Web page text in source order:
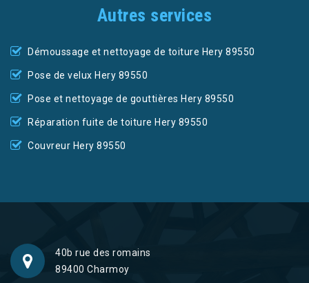
Autres services
Démoussage et nettoyage de toiture Hery 89550
Pose de velux Hery 89550
Pose et nettoyage de gouttières Hery 89550
Réparation fuite de toiture Hery 89550
Couvreur Hery 89550
40b rue des romains
89400 Charmoy